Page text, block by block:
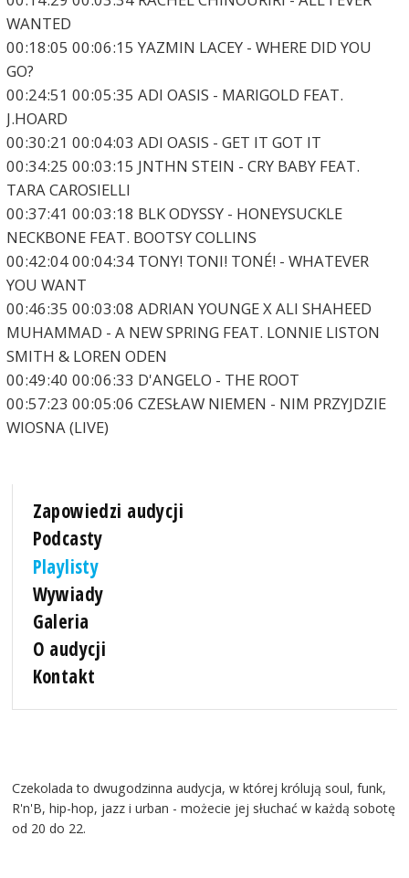
WANTED
00:18:05 00:06:15 YAZMIN LACEY - WHERE DID YOU
GO?
00:24:51 00:05:35 ADI OASIS - MARIGOLD FEAT.
J.HOARD
00:30:21 00:04:03 ADI OASIS - GET IT GOT IT
00:34:25 00:03:15 JNTHN STEIN - CRY BABY FEAT.
TARA CAROSIELLI
00:37:41 00:03:18 BLK ODYSSY - HONEYSUCKLE
NECKBONE FEAT. BOOTSY COLLINS
00:42:04 00:04:34 TONY! TONI! TONÉ! - WHATEVER
YOU WANT
00:46:35 00:03:08 ADRIAN YOUNGE X ALI SHAHEED
MUHAMMAD - A NEW SPRING FEAT. LONNIE LISTON
SMITH & LOREN ODEN
00:49:40 00:06:33 D'ANGELO - THE ROOT
00:57:23 00:05:06 CZESŁAW NIEMEN - NIM PRZYJDZIE
WIOSNA (LIVE)
Zapowiedzi audycji
Podcasty
Playlisty
Wywiady
Galeria
O audycji
Kontakt
Czekolada to dwugodzinna audycja, w której królują soul, funk,
R'n'B, hip-hop, jazz i urban - możecie jej słuchać w każdą sobotę
od 20 do 22.